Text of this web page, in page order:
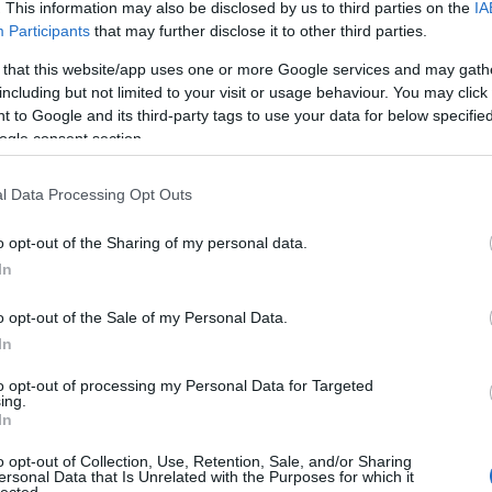
This information may also be disclosed by us to third parties on the
Participants that may further disclose it to other third parties.
that this website/app uses one or more Google services and may
but not limited to your visit or usage behaviour. You may
to Google and its third-party tags to use your data for below
consent section.
Data Processing Opt Outs
opt-out of the Sharing of my personal data.
opt-out of the Sale of my Personal Data.
opt-out of processing my Personal Data for Targeted
opt-out of Collection, Use, Retention, Sale, and/or Sharing
Data that Is Unrelated with the Purposes for which it
A T-rex mindent vitt, a
kötelezőt, de azért az élő
szereplők is mindent
beleadtak. Richard
szakállával, az idealista
csúnya körülmények
lesznek. Sam Neill kihozta a szerepéből a
vitte túlzásba a színészi játékot, de ez még
elvitte a show-t a dögös fekete nacijával és a
gyerekszereplők kellően bájosak voltak.
Természetesen az, amikor a T-rex premier
hatásvadász, de emlékezetes módon lehullott
feliratú szalagszerűség. De ne hagyjuk ki a
amikor a konyhában az ujjával dobol az egyikük.